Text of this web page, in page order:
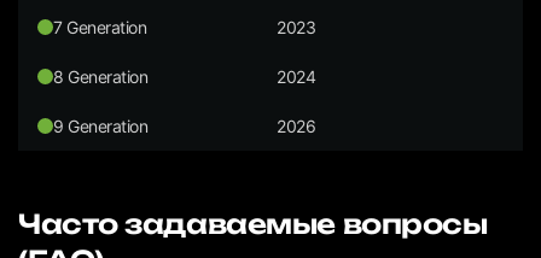
7 Generation 2023
8 Generation 2024
9 Generation 2026
Часто задаваемые вопросы